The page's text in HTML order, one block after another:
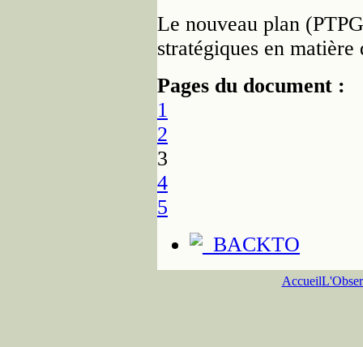
Le nouveau plan
stratégiques en
Pages du document :
1
2
3
4
5
Accueil